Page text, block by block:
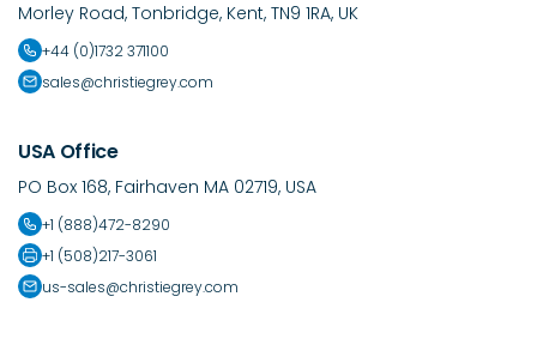
Morley Road, Tonbridge, Kent, TN9 1RA, UK
+44 (0)1732 371100
sales@christiegrey.com
USA Office
PO Box 168, Fairhaven MA 02719, USA
+1 (888)472-8290
+1 (508)217-3061
us-sales@christiegrey.com